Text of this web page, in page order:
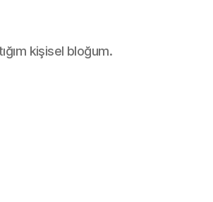
kişisel bloğum.